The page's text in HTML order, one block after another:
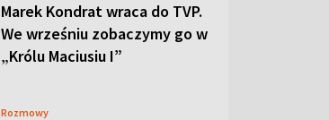
Marek Kondrat wraca do TVP.
We wrześniu zobaczymy go w
„Królu Maciusiu I”
Rozmowy